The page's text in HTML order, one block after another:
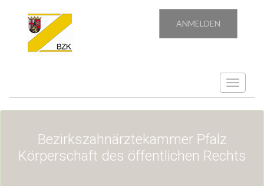
ANMELDEN
Toggle
navigation
Bezirkszahnärztekammer Pfalz
Körperschaft des öffentlichen Rechts